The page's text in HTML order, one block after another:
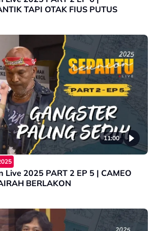
TAPI OTAK FIUS PUTUS
11:00
Live 2025 PART 2 EP 5 | CAMEO
BERLAKON